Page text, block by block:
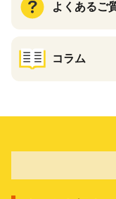
よくあるご
コラム